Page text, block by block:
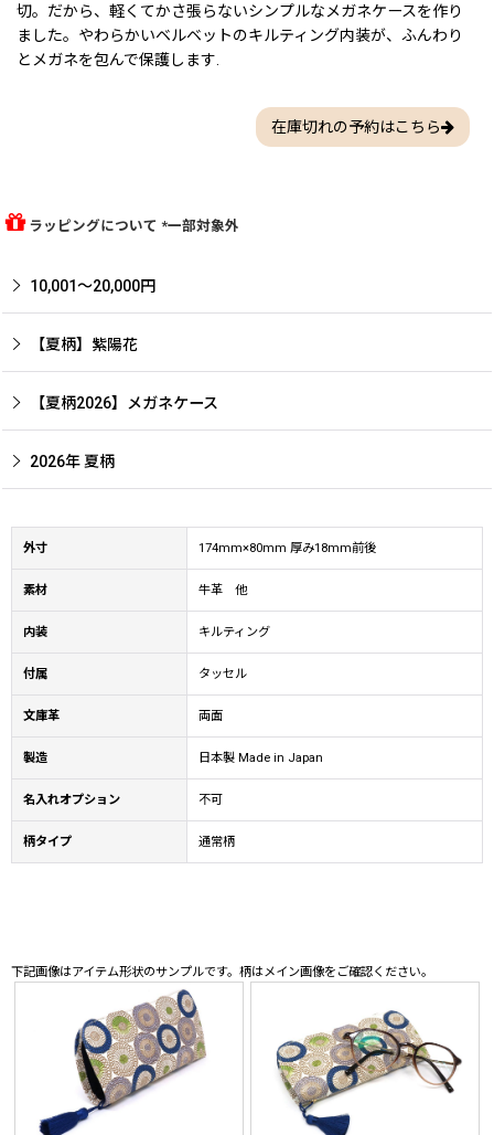
切。だから、軽くてかさ張らないシンプルなメガネケースを作り
ました。やわらかいベルベットのキルティング内装が、ふんわり
とメガネを包んで保護します.
在庫切れの予約はこちら
ラッピングについて *一部対象外
10,001〜20,000円
【夏柄】紫陽花
【夏柄2026】メガネケース
2026年 夏柄
外寸 174mm×80mm 厚み18mm前後
素材 牛革 他
内装 キルティング
付属 タッセル
文庫革 両面
製造 日本製 Made in Japan
名入れオプション 不可
柄タイプ 通常柄
下記画像はアイテム形状のサンプルです。柄はメイン画像をご確認ください。